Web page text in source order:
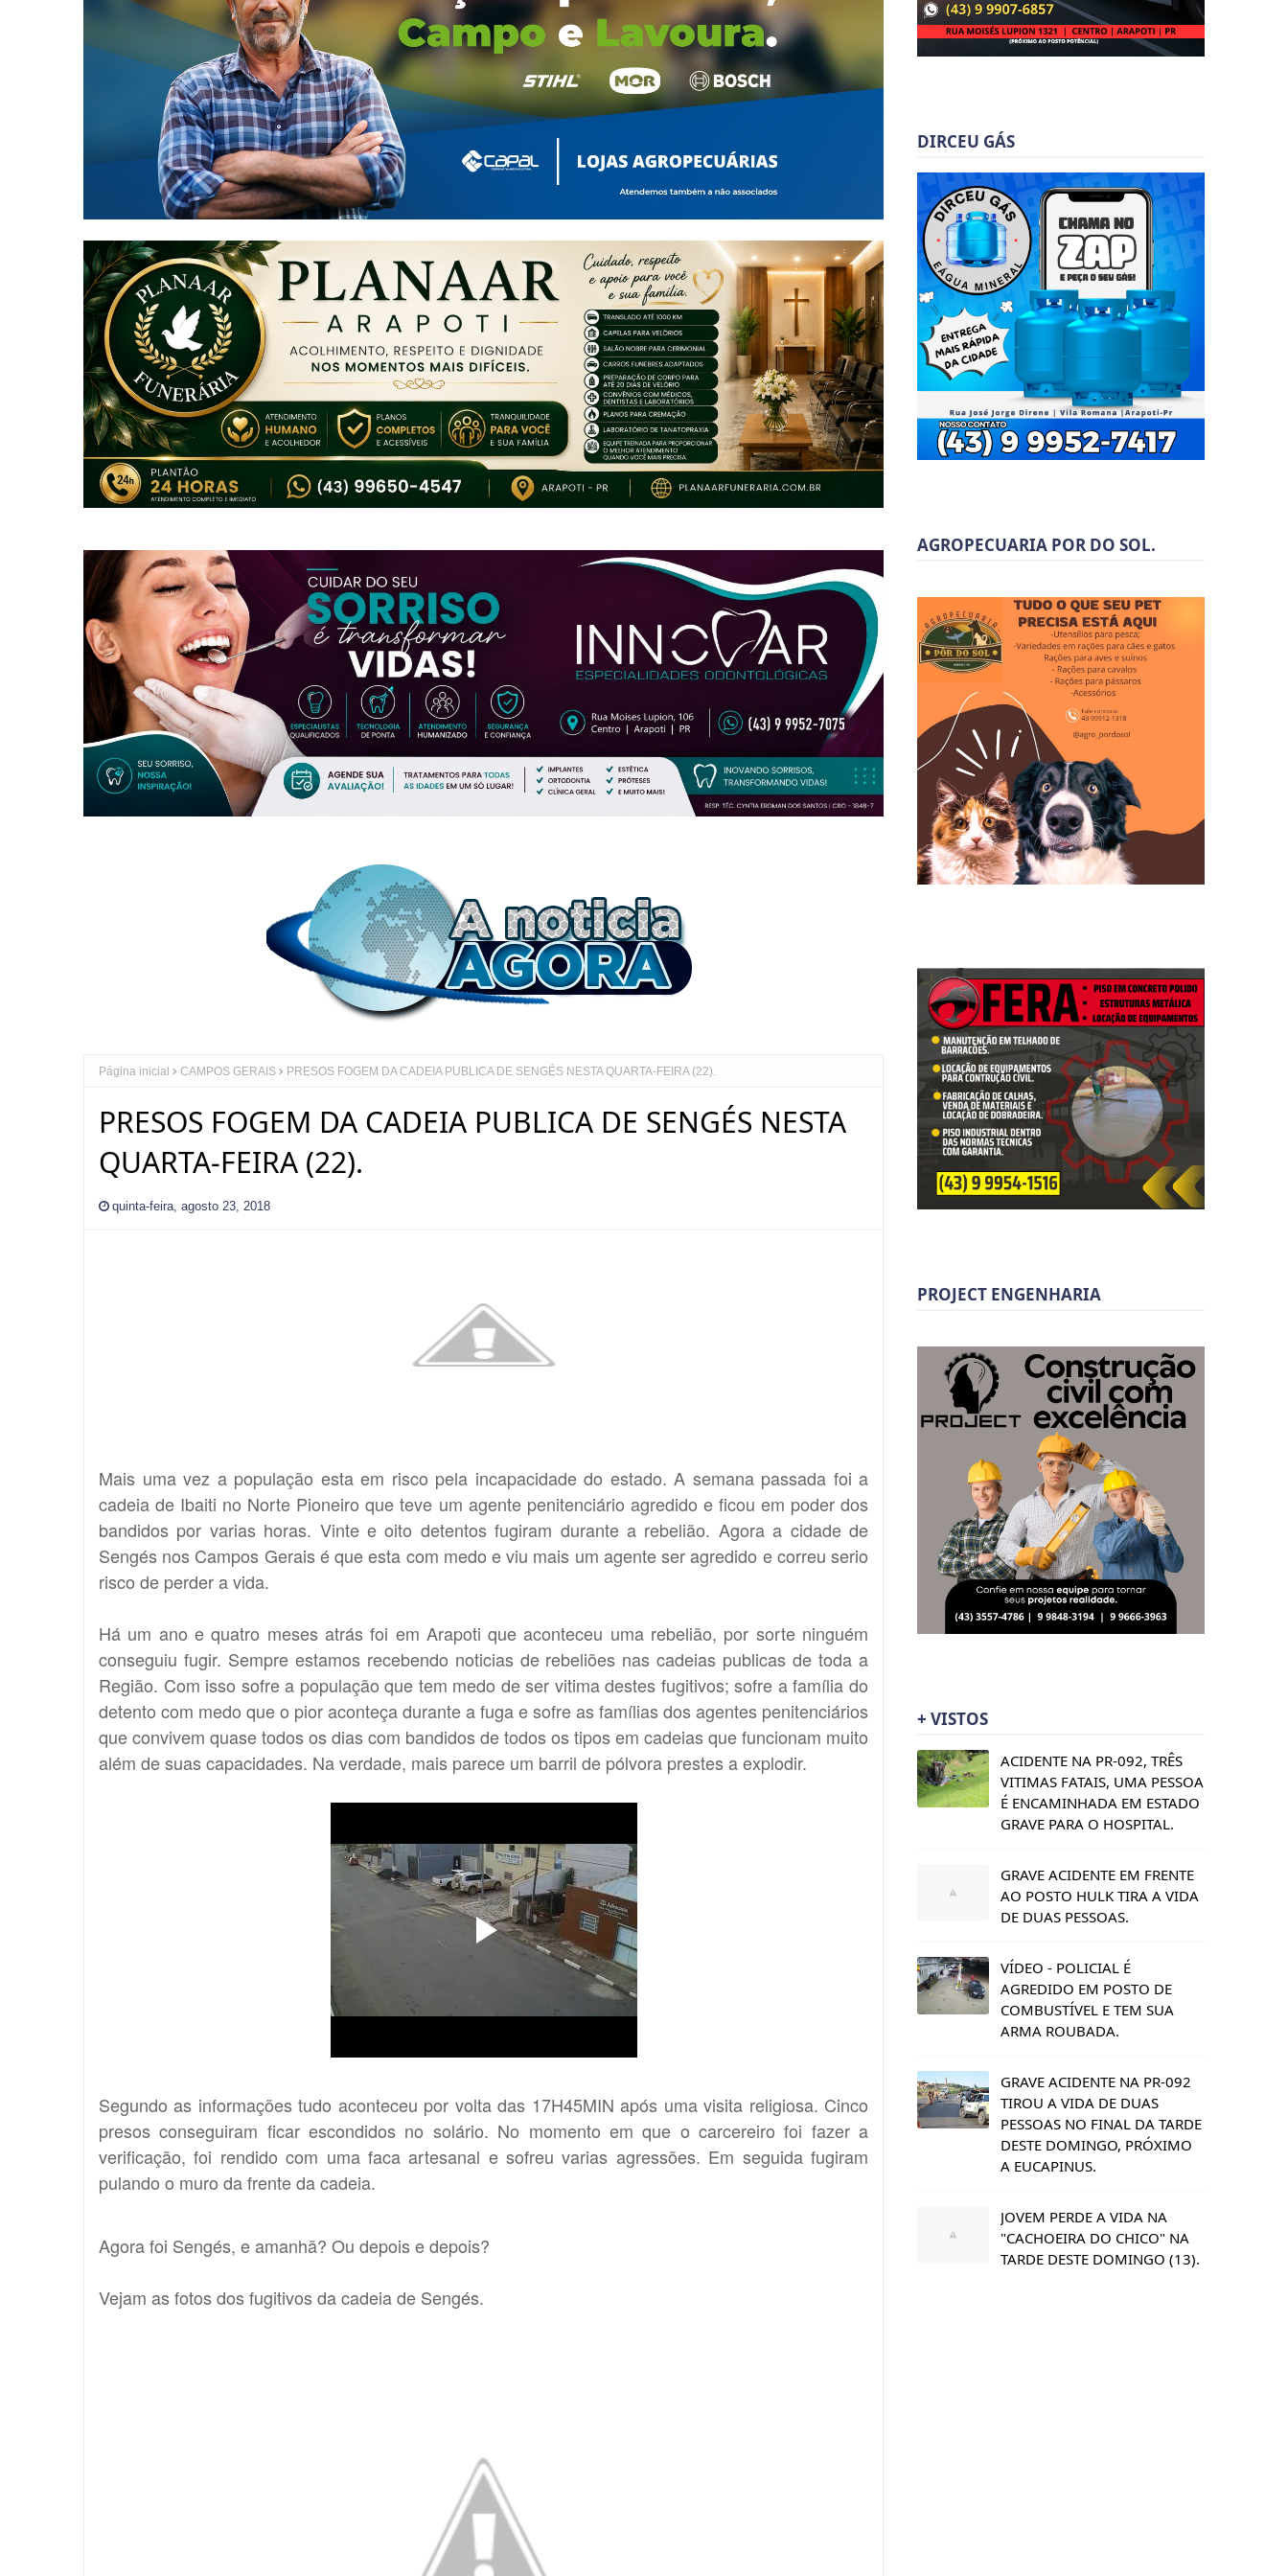
Página inicial CAMPOS GERAIS PRESOS FOGEM DA CADEIA PUBLICA DE SENGÉS NESTA QUARTA-FEIRA (22).
PRESOS FOGEM DA CADEIA PUBLICA DE SENGÉS NESTA
QUARTA-FEIRA (22).
quinta-feira, agosto 23, 2018
Mais uma vez a população esta em risco pela incapacidade do estado. A semana passada foi a
cadeia de Ibaiti no Norte Pioneiro que teve um agente penitenciário agredido e ficou em poder dos
bandidos por varias horas. Vinte e oito detentos fugiram durante a rebelião. Agora a cidade de
Sengés nos Campos Gerais é que esta com medo e viu mais um agente ser agredido e correu serio
risco de perder a vida.
Há um ano e quatro meses atrás foi em Arapoti que aconteceu uma rebelião, por sorte ninguém
conseguiu fugir. Sempre estamos recebendo noticias de rebeliões nas cadeias publicas de toda a
Região. Com isso sofre a população que tem medo de ser vitima destes fugitivos; sofre a família do
detento com medo que o pior aconteça durante a fuga e sofre as famílias dos agentes penitenciários
que convivem quase todos os dias com bandidos de todos os tipos em cadeias que funcionam muito
além de suas capacidades. Na verdade, mais parece um barril de pólvora prestes a explodir.
Segundo as informações tudo aconteceu por volta das 17H45MIN após uma visita religiosa. Cinco
presos conseguiram ficar escondidos no solário. No momento em que o carcereiro foi fazer a
verificação, foi rendido com uma faca artesanal e sofreu varias agressões. Em seguida fugiram
pulando o muro da frente da cadeia.
Agora foi Sengés, e amanhã? Ou depois e depois?
Vejam as fotos dos fugitivos da cadeia de Sengés.
DIRCEU GÁS
AGROPECUARIA POR DO SOL.
PROJECT ENGENHARIA
+ VISTOS
ACIDENTE NA PR-092, TRÊS
VITIMAS FATAIS, UMA PESSOA
É ENCAMINHADA EM ESTADO
GRAVE PARA O HOSPITAL.
GRAVE ACIDENTE EM FRENTE
AO POSTO HULK TIRA A VIDA
DE DUAS PESSOAS.
VÍDEO - POLICIAL É
AGREDIDO EM POSTO DE
COMBUSTÍVEL E TEM SUA
ARMA ROUBADA.
GRAVE ACIDENTE NA PR-092
TIROU A VIDA DE DUAS
PESSOAS NO FINAL DA TARDE
DESTE DOMINGO, PRÓXIMO
A EUCAPINUS.
JOVEM PERDE A VIDA NA
"CACHOEIRA DO CHICO" NA
TARDE DESTE DOMINGO (13).